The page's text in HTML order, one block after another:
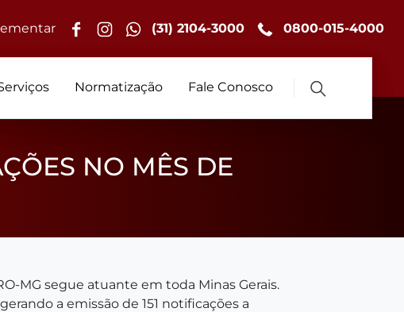
(31) 2104-3000 0800-015-4000
Normatização Fale Conosco
NO MÊS DE
MG segue atuante em toda Minas Gerais.
a emissão de 151 notificações a